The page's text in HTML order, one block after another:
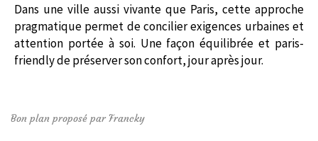
Dans une ville aussi vivante que Paris, cette approche
pragmatique permet de concilier exigences urbaines et
attention portée à soi. Une façon équilibrée et paris-
friendly de préserver son confort, jour après jour.
Bon plan proposé par Francky